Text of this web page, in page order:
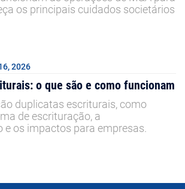
os principais cuidados societários
2026
o que são e como funcionam
duplicatas escriturais, como
de escrituração, a
e os impactos para empresas.